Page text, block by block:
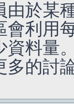
由於某
會利用
資料量
多的討